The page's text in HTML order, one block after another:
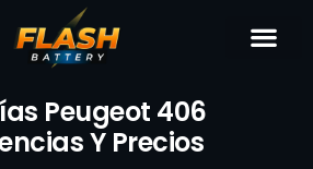
Peugeot 406
Y Precios